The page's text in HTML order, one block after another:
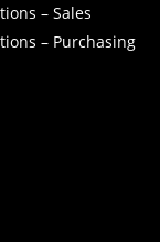
– Sales
– Purchasing